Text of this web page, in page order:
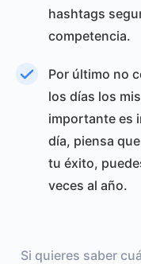
hashtags
competencia.
Por último no
los días los
importante es
día, piensa
tu éxito,
veces al año.
Si quieres saber